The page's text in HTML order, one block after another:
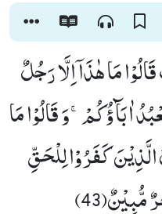
مَا هٰذَاۤ اِلَّا رَجُلٌ
اٰبَآؤُكُمْۚ-وَ قَالُوْا مَا
كَفَرُوْا لِلْحَقِّ